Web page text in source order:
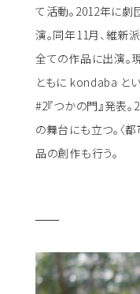
て活動。2012年に劇
演。同年11月、維新
全ての作品に出演
ともに kondaba と
#2『つかの門』発表
の舞台にも立つ。〈
品の創作も行う。